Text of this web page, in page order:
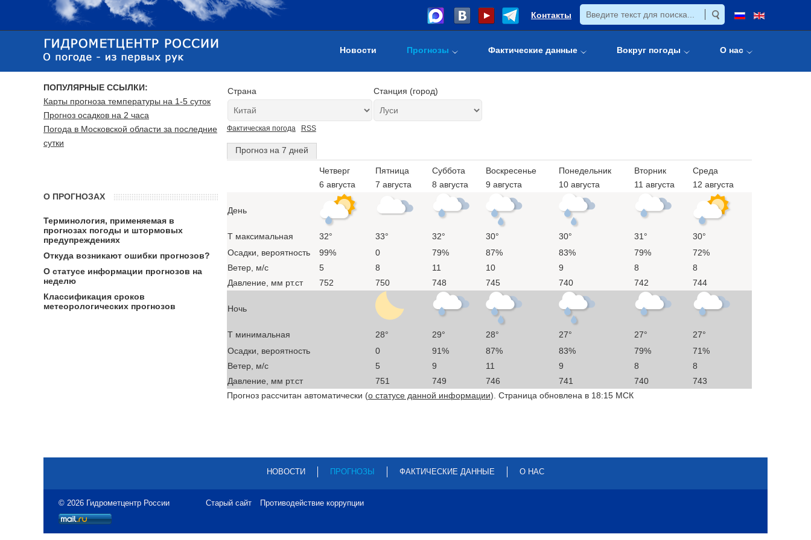
Контакты
Новости Прогнозы Фактические данные Вокруг погоды О нас
Страна Станция (город)
Фактическая погода RSS
Прогноз на 7 дней
Четверг
6 августа
Пятница
7 августа
Суббота
8 августа
Воскресенье
9 августа
Понедельник
10 августа
Вторник
11 августа
Среда
12 августа
День
T максимальная 32° 33° 32° 30° 30° 31°
30°
Осадки, вероятность
99% 0 79% 87% 83% 79%
72%
Ветер, м/с
5 8 11 10 9 8
8
Давление, мм рт.ст
752 750 748 745 740 742 744
Ночь
T минимальная 28° 29° 28° 27° 27°
27°
Осадки, вероятность
0 91% 87% 83% 79%
71%
Ветер, м/с
5 9 11 9 8
8
Давление, мм рт.ст
751 749 746 741 740
743
Прогноз рассчитан автоматически (о статусе данной информации). Страница обновлена в 18:15 МСК
ПОПУЛЯРНЫЕ ССЫЛКИ:
Карты прогноза температуры на 1-5 суток
Прогноз осадков на 2 часа
Погода в Московской области за последние
сутки
О ПРОГНОЗАХ
Терминология, применяемая в
прогнозах погоды и штормовых
предупреждениях
Откуда возникают ошибки прогнозов?
О статусе информации прогнозов на
неделю
Классификация сроков
метеорологических прогнозов
НОВОСТИ ПРОГНОЗЫ ФАКТИЧЕСКИЕ ДАННЫЕ О НАС
© 2026 Гидрометцентр России Старый сайт Противодействие коррупции